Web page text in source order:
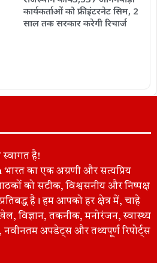
कार्यकर्ताओं को फ्री इंटरनेट सिम, 2
साल तक सरकार करेगी रिचार्ज
है!
का एक अग्रणी और सत्यप्रिय
को सटीक, विश्वसनीय और निष्पक्ष
है। हम आपको हर क्षेत्र में, चाहे
विज्ञान, तकनीक, मनोरंजन, स्वास्थ्य
नवीनतम अपडेट्स और तथ्यपूर्ण रिपोर्ट्स